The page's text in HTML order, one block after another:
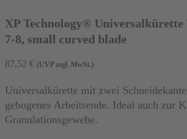
XP Technology® Universalkürette
7-8, small curved blade
87,52 € (UVP zzgl. MwSt.)
Universalkürette mit zwei
gebogenes Arbeitsende. Ideal auch zur
Granulationsgewebe.